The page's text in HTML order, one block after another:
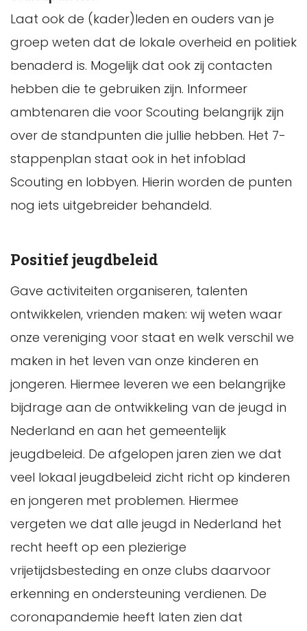
Laat ook de (kader)leden en ouders van je
groep weten dat de lokale overheid en politiek
benaderd is. Mogelijk dat ook zij contacten
hebben die te gebruiken zijn. Informeer
ambtenaren die voor Scouting belangrijk zijn
over de standpunten die jullie hebben. Het 7-
stappenplan staat ook in het infoblad
Scouting en lobbyen. Hierin worden de punten
nog iets uitgebreider behandeld.
Positief jeugdbeleid
Gave activiteiten organiseren, talenten
ontwikkelen, vrienden maken: wij weten waar
onze vereniging voor staat en welk verschil we
maken in het leven van onze kinderen en
jongeren. Hiermee leveren we een belangrijke
bijdrage aan de ontwikkeling van de jeugd in
Nederland en aan het gemeentelijk
jeugdbeleid. De afgelopen jaren zien we dat
veel lokaal jeugdbeleid zicht richt op kinderen
en jongeren met problemen. Hiermee
vergeten we dat alle jeugd in Nederland het
recht heeft op een plezierige
vrijetijdsbesteding en onze clubs daarvoor
erkenning en ondersteuning verdienen. De
coronapandemie heeft laten zien dat